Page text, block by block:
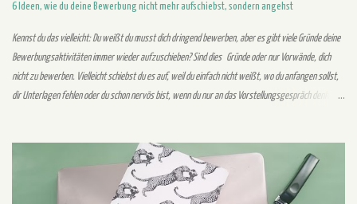
6 Ideen, wie du deine Bewerbung nicht mehr aufschiebst, sondern angehst
Kennst du das vielleicht: Du weißt du musst dich dringend bewerben, aber es gibt viele Gründe deine
Bewerbungsaktivitäten immer wieder aufzuschieben? Sind dies Gründe oder nur Vorwände, dich
nicht zu bewerben. Vielleicht schiebst du es auf, weil du einfach nicht weißt, wo du anfangen sollst,
dir Unterlagen fehlen oder du schon nervös bist, wenn du nur an das Vorstellungsgespräch denkst.
Stellenanzeigen suchen. Dies ist aufwendig und frisst eine Menge Zeit, aber du möchtest auch die
größtmögliche Auswahl bei deinen Stellen haben. Denn so findest du umso wahrscheinlicher deine
Traumstelle. Außerdem sind Stellenausschreibungen teilweise nur ein paar Tage online. In diesem